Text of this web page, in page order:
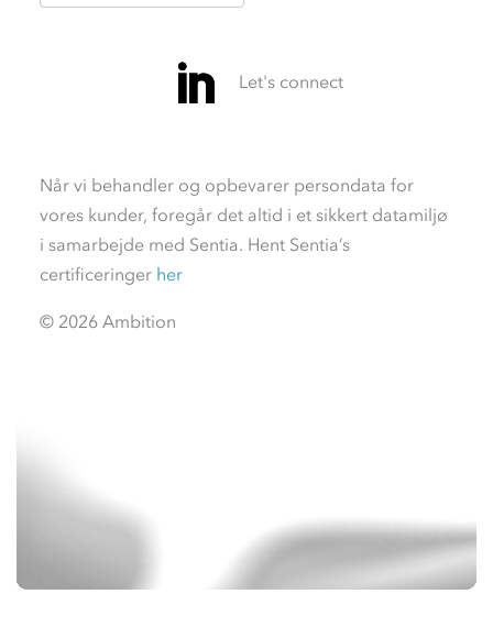
Når vi behandler og opbevarer persondata for
vores kunder, foregår det altid i et sikkert datamiljø
i samarbejde med Sentia. Hent Sentia’s
certificeringer her
© 2026 Ambition